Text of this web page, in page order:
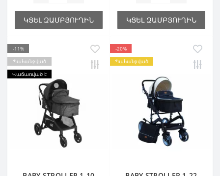
ԿՑԵԼ ԶԱՄԲՅՈՒՂԻՆ ԿՑԵԼ ԶԱՄԲՅՈՒՂԻՆ
-11%
Պահանջված
Վաճառված է
-20%
Պահանջված